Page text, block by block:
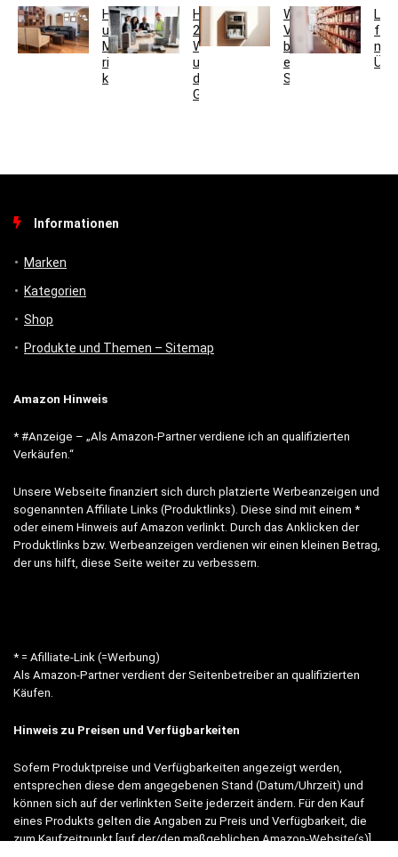
Holzfarben
und
Möbel
richtig
kombinieren
Hausmeisterservice
2.0:
Werkzeugkoffer
und
digitales
Gebäudemanagement
Welche
Vorteile
bietet
ein
Schlüsseltresor?
für
Informationen
Marken
Kategorien
Shop
Produkte und Themen – Sitemap
Amazon Hinweis
* #Anzeige – „Als Amazon-Partner verdiene ich an qualifizierten
Verkäufen.“
Unsere Webseite finanziert sich durch platzierte Werbeanzeigen und
sogenannten Affiliate Links (Produktlinks). Diese sind mit einem *
oder einem Hinweis auf Amazon verlinkt. Durch das Anklicken der
Produktlinks bzw. Werbeanzeigen verdienen wir einen kleinen Betrag,
der uns hilft, diese Seite weiter zu verbessern.
* = Afilliate-Link (=Werbung)
Als Amazon-Partner verdient der Seitenbetreiber an qualifizierten
Käufen.
Hinweis zu Preisen und Verfügbarkeiten
Sofern Produktpreise und Verfügbarkeiten angezeigt werden,
entsprechen diese dem angegebenen Stand (Datum/Uhrzeit) und
können sich auf der verlinkten Seite jederzeit ändern. Für den Kauf
eines Produkts gelten die Angaben zu Preis und Verfügbarkeit, die
zum Kaufzeitpunkt [auf der/den maßgeblichen Amazon-Website(s)]